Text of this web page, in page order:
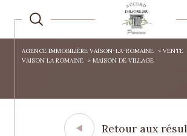
AGENCE IMMOBILIÈRE VAISON-LA-ROMAINE
VENTE
VAISON LA ROMAINE
MAISON DE VILLAGE
Retour aux